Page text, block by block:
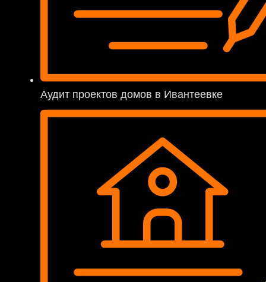
Аудит проектов домов в Ивантеевке